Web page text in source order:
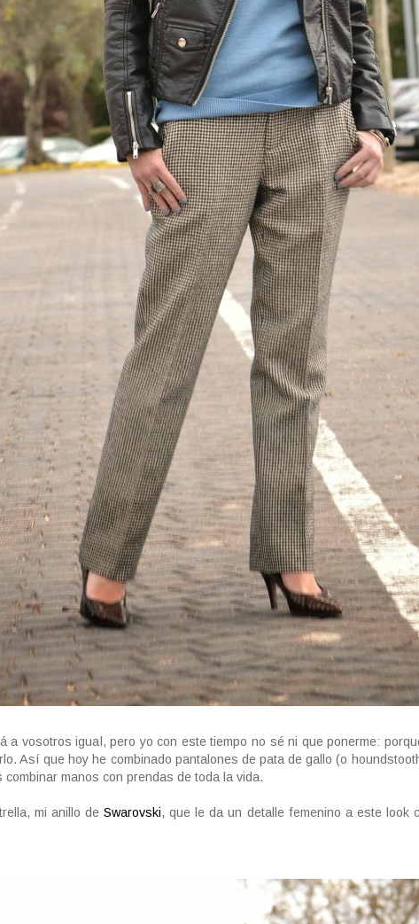
a vosotros igual, pero yo con este tiempo no sé ni que ponerme:
Así que hoy he combinado pantalones de pata de gallo (o
manos con prendas de toda la vida.
mi anillo deSwarovski, que le da un detalle femenino a este look